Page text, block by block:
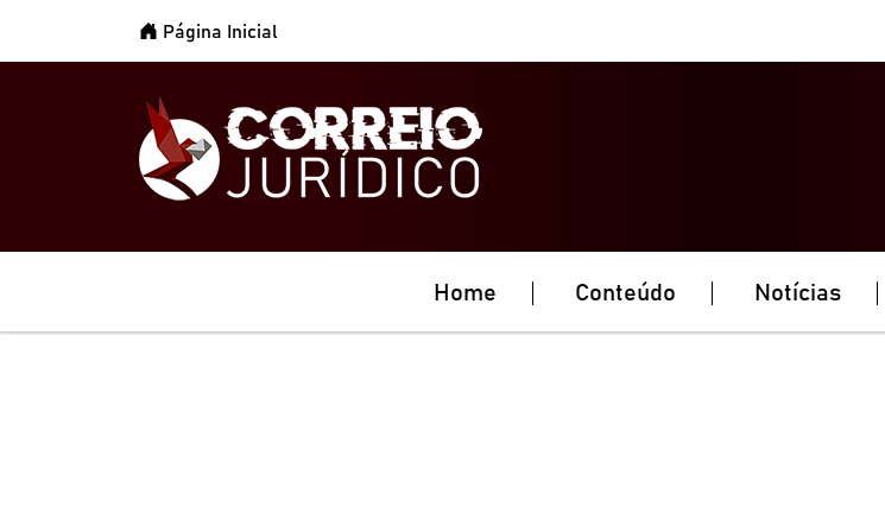
Página Inicial
Home Conteúdo Notícias